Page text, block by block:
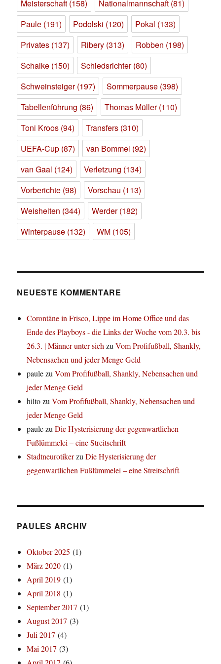
Meisterschaft (158) Nationalmannschaft (81)
Paule (191) Podolski (120) Pokal (133)
Privates (137) Ribery (313) Robben (198)
Schalke (150) Schiedsrichter(80)
Schweinsteiger(197) Sommerpause (398)
Tabellenführung (86) Thomas Müller(110)
Toni Kroos (94) Transfers (310)
UEFA-Cup (87) van Bommel (92)
van Gaal (124) Verletzung (134)
Vorberichte (98) Vorschau (113)
Weisheiten (344) Werder(182)
Winterpause (132) WM (105)
NEUESTE KOMMENTARE
Corontäne in Frisco, Lippe im Home Office und das
Ende des Playboys - die Links der Woche vom 20.3. bis
26.3. | Männer unter sichzuVom Profifußball, Shankly,
Nebensachen und jeder Menge Geld
paulezuVom Profifußball, Shankly, Nebensachen und
jeder Menge Geld
hiltozuVom Profifußball, Shankly, Nebensachen und
jeder Menge Geld
paulezuDie Hysterisierung der gegenwartlichen
Fußlümmelei – eine Streitschrift
StadtneurotikerzuDie Hysterisierung der
gegenwartlichen Fußlümmelei – eine Streitschrift
PAULES ARCHIV
Oktober 2025 (1)
März 2020 (1)
April 2019 (1)
April 2018 (1)
September 2017 (1)
August 2017 (3)
Juli 2017 (4)
Mai 2017 (3)